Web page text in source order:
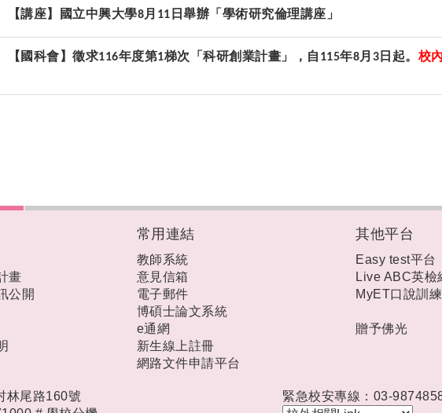
【講座】國立中興大學8月 11 日舉辦「學術研究倫理講座」
【國科會】徵求116年度第1梯次「科研創業計畫」，自 115年8月 3 日起。 校
畫
公開
常用連結
教師系統
意見信箱
電子郵件
博碩士論文系統
e通網
新生線上註冊
網路文件申請平台
其他平台
Easy test平台
Live ABC英檢
MyET口說訓練
贈予佛光
林尾路160號
緊急校安專線：03-